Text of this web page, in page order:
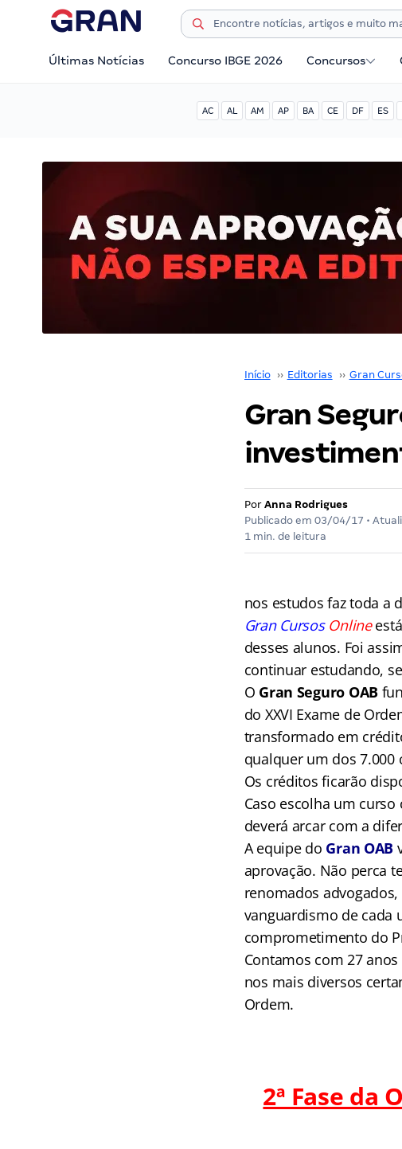
Últimas Notícias Concurso IBGE 2026 Concursos
AC AL AM AP BA CE DF ES
Início ›› Editorias ›› Gran
Gran
Por Anna Rodrigues
Publicado em 03/04/17 •
1 min. de leitura
nos estudos faz toda a
GranCursos Online
desses alunos. Foi
continuar estudando,
O Gran Seguro OAB
do XXVI Exame de
transformado em
qualquer um dos
Os créditos ficarão
Caso escolha um
deverá arcar com a
A equipe do Gran OAB
aprovação. Não perca
renomados
vanguardismo de cada
comprometimento do
Contamos com 27
nos mais diversos
Ordem.
2ª Fase da